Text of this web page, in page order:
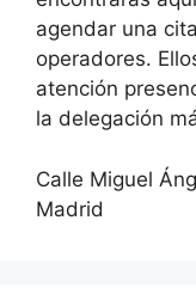
agendar una
operadores.
atención
la delegación
Calle Miguel
Madrid